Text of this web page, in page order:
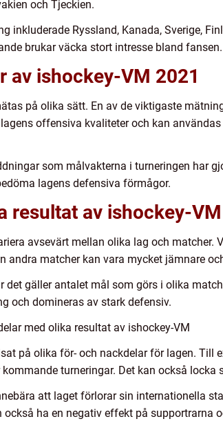
och Tjeckien.
inkluderade Ryssland, Kanada, Sverige,
brukar väcka stort intresse bland fansen.
av ishockey-VM 2021
på olika sätt. En av de viktigaste
offensiva kvaliteter och kan
som målvakterna i turneringen har
lagens defensiva förmågor.
resultat av ishockey-
avsevärt mellan olika lag och matcher.
andra matcher kan vara mycket jämnare
gäller antalet mål som görs i olika
och domineras av stark defensiv.
med olika resultat av ishockey-VM
på olika för- och nackdelar för lagen. Till
turneringar. Det kan också locka
att laget förlorar sin internationella
ha en negativ effekt på supportrarna